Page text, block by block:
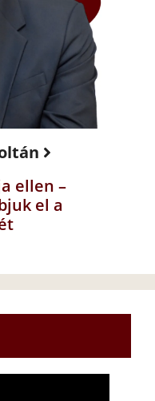
ellen –
el a